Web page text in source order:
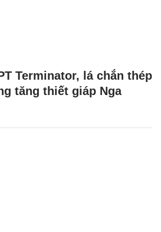
Terminator, lá chắn thép
tăng thiết giáp Nga